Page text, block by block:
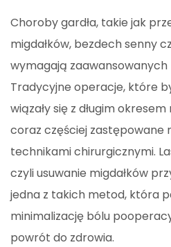
Choroby gardła, takie jak
migdałków, bezdech senny
wymagają
Tradycyjne operacje, które
wiązały się z długim
coraz częściej zastępowane
technikami chirurgicznymi.
czyli usuwanie migdałków
jedna z takich metod, która
minimalizację bólu
powrót do zdrowia.